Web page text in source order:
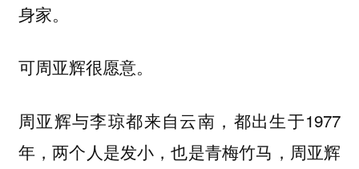
身家。
可周亚辉很愿意。
周亚辉与李琼都来自云南，都出生于1977
年，两个人是发小，也是青梅竹马，周亚辉